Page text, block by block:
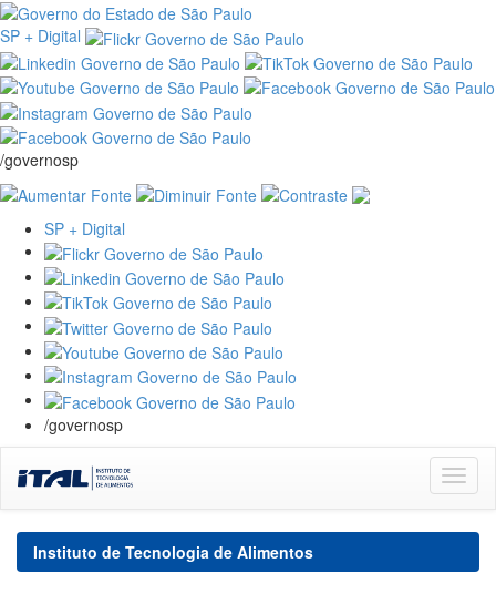
SP + Digital
/governosp
SP + Digital
/governosp
navigation
Instituto de Tecnologia de Alimentos